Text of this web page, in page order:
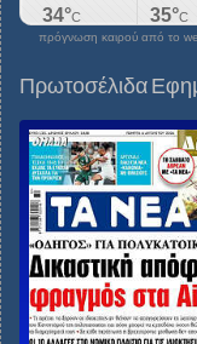
πρόγνωση καιρού από το
Πρωτοσέλιδα